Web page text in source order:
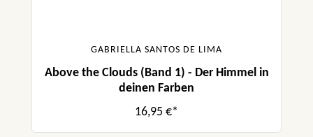
GABRIELLA SANTOS DE LIMA
Above the Clouds (Band 1) - Der Himmel in
deinen Farben
16,95 €*